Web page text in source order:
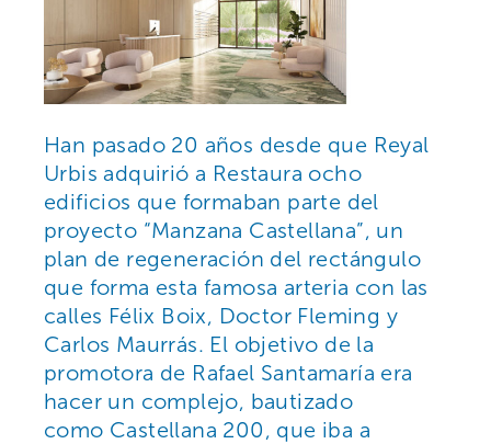
Han pasado 20 años desde que Reyal
Urbis adquirió a Restaura ocho
edificios que formaban parte del
proyecto “Manzana Castellana”, un
plan de regeneración del rectángulo
que forma esta famosa arteria con las
calles Félix Boix, Doctor Fleming y
Carlos Maurrás. El objetivo de la
promotora de Rafael Santamaría era
hacer un complejo, bautizado
como Castellana 200, que iba a